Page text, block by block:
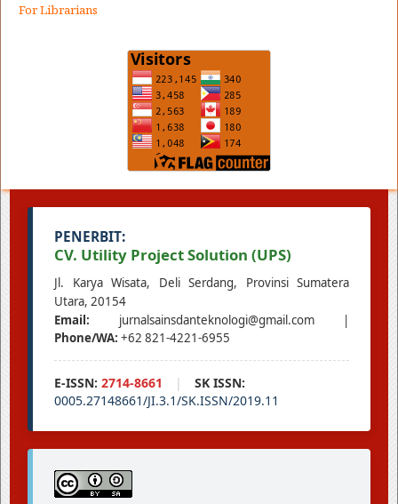
For Librarians
PENERBIT:
CV. Utility Project Solution (UPS)
Jl. Karya Wisata, Deli Serdang, Provinsi Sumatera
Utara, 20154
Email: jurnalsainsdanteknologi@gmail.com |
Phone/WA: +62 821-4221-6955
E-ISSN: 2714-8661 |
SK ISSN:
0005.27148661/JI.3.1/SK.ISSN/2019.11